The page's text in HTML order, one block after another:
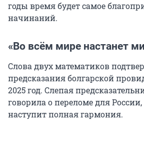
годы время будет самое
начинаний.
«Во всём мире настанет
Слова двух математиков
предсказания болгарской
2025 год. Слепая
говорила о переломе для России,
наступит полная гармония.